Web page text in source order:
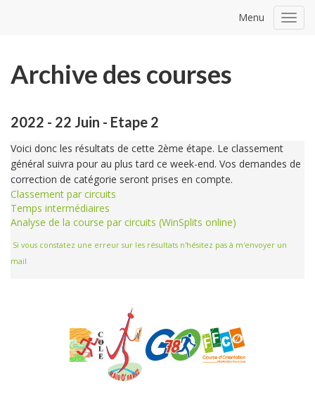
Menu
Archive des courses
2022 - 22 Juin - Etape 2
Voici donc les résultats de cette 2ème étape. Le classement
général suivra pour au plus tard ce week-end. Vos demandes de
correction de catégorie seront prises en compte.
Classement par circuits
Temps intermédiaires
Analyse de la course par circuits (WinSplits online)
Si vous constatez une erreur sur les résultats n'hésitez pas à m'envoyer un
mail